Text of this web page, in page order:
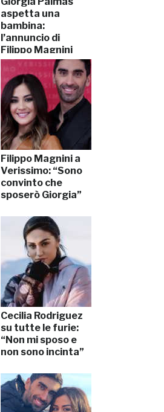
aspetta una
bambina:
l’annuncio di
Filippo Magnini
Filippo Magnini a
Verissimo: “Sono
convinto che
sposerò Giorgia”
Cecilia Rodriguez
su tutte le furie:
“Non mi sposo e
non sono incinta”